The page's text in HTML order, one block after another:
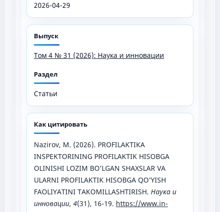
2026-04-29
Выпуск
Том 4 № 31 (2026): Наука и инновации
Раздел
Статьи
Как цитировать
Nazirov, M. (2026). PROFILAKTIKA
INSPEKTORINING PROFILAKTIK HISOBGA
OLINISHI LOZIM BO’LGAN SHAXSLAR VA
ULARNI PROFILAKTIK HISOBGA QO’YISH
FAOLIYATINI TAKOMILLASHTIRISH. Наука и
инновации, 4(31), 16-19. https://www.in-